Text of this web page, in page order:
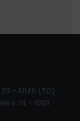
- 10146 (TO)
II 74 - 10121